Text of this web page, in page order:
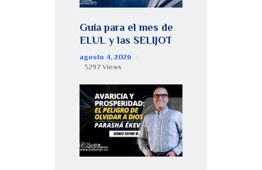
Guía para el mes de
ELUL y las SELIJOT
agosto 4, 2026
5297 Views